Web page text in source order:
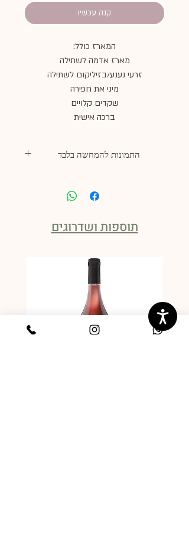
קנה עכשיו
המארז כולל:
מארז אדמה לשתילה
זרעי נענע/בזיליקום לשתילה
מיני את חפירה
שקדים קלויים
ברכה אישית
התמונות להמחשה בלבד
תוספות ושדרוגים